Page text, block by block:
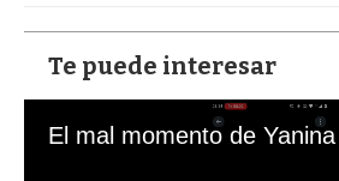
Te puede interesar